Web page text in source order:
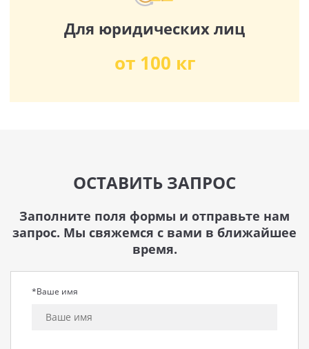
Для юридических лиц
от 100 кг
ОСТАВИТЬ ЗАПРОС
Заполните поля формы и отправьте нам
запрос. Мы свяжемся с вами в ближайшее
время.
*Ваше имя